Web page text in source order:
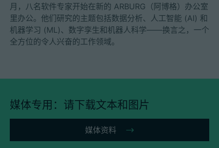
China | 中文简体
月，八名软件专家开始在新的 ARBURG（阿博格）办公室
里办公。他们研究的主题包括数据分析、人工智能 (AI) 和
机器学习 (ML)、数字孪生和机器人科学——换言之，一个
全方位的令人兴奋的工作领域。
媒体专用：请下载文本和图片
媒体资料